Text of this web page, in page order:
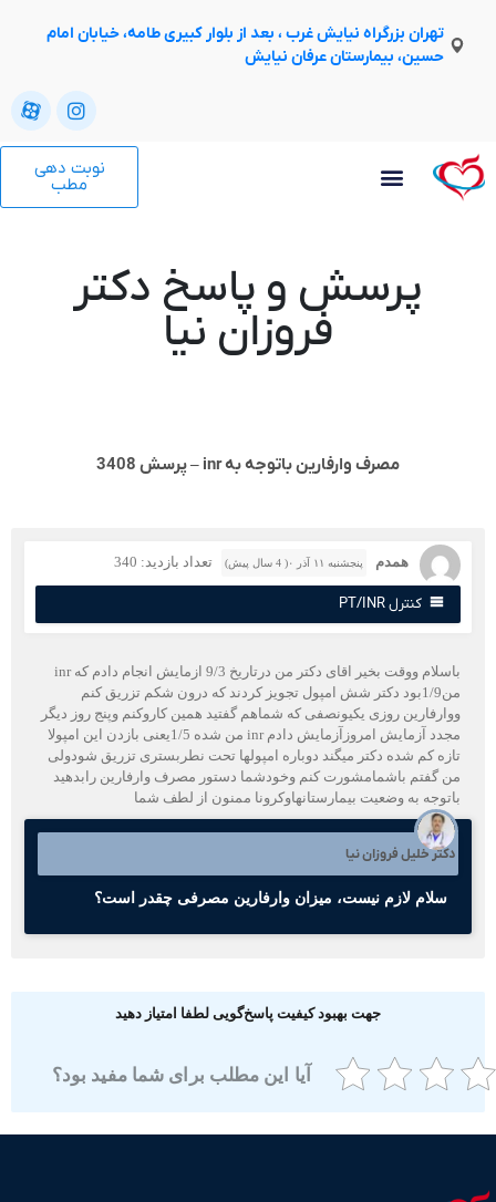
تهران بزرگراه نیایش غرب ، بعد از بلوار کبیری طامه، خیابان امام
حسین، بیمارستان عرفان نیایش
نوبت دهی
پرسش و پاسخ دکتر
فروزان نیا
مصرف وارفارین باتوجه به inr – پرسش 3408
همدم پنجشنبه ۱۱ آذر ۰( 4 سال پیش) تعداد بازدید: 340
کنترل PT/INR
باسلام ووقت بخیر اقای دکتر من درتاریخ 9/3 ازمایش انجام دادم که inr
من1/9بود دکتر شش امپول تجویز کردند که درون شکم تزریق کنم
روزی یکیونصفی که شماهم گفتید همین کاروکنم وپنج روز دیگر
مجدد آزمایش امروزآزمایش دادم inr من شده 1/5یعنی بازدن این امپولا
کم شده دکتر میگند دوباره امپولها تحت نطربستری تزریق شودولی
گفتم باشمامشورت کنم وخودشما دستور مصرف وارفارین رابدهید
به وضعیت بیمارستانهاوکرونا ممنون از لطف شما
دکتر خلیل فروزان نیا
سلام لازم نیست، میزان وارفارین مصرفی چقدر است؟
جهت بهبود کیفیت پاسخ‌گویی لطفا امتیاز دهید
آیا این مطلب برای شما مفید بود؟